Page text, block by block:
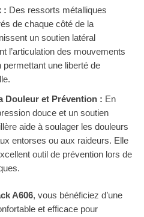
: Des ressorts métalliques
de chaque côté de la
un soutien latéral
l’articulation des mouvements
permettant une liberté de
Douleur et Prévention : En
douce et un soutien
aide à soulager les douleurs
entorses ou aux raideurs. Elle
outil de prévention lors de
A606, vous bénéficiez d’une
et efficace pour